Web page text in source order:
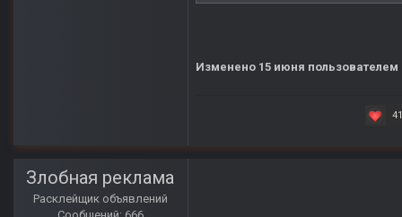
Изменено 15 июня пользователем
41
Злобная реклама
Расклейщик объявлений